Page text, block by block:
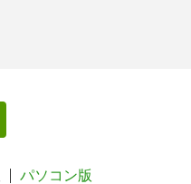
パソコン版